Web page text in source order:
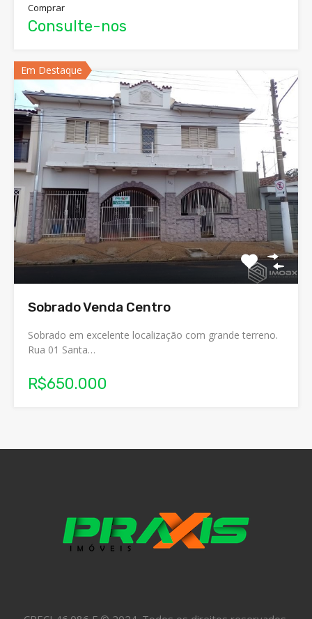
Comprar
Consulte-nos
Em Destaque
Sobrado Venda Centro
Sobrado em excelente localização com grande terreno.
Rua 01 Santa…
R$650.000